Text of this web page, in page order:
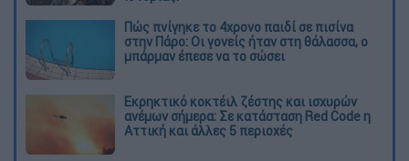
Πώς πνίγηκε το 4χρονο παιδί σε πισίνα
στην Πάρο: Οι γονείς ήταν στη θάλασσα, ο
μπάρμαν έπεσε να το σώσει
Εκρηκτικό κοκτέιλ ζέστης και ισχυρών
ανέμων σήμερα: Σε κατάσταση Red Code η
Αττική και άλλες 5 περιοχές